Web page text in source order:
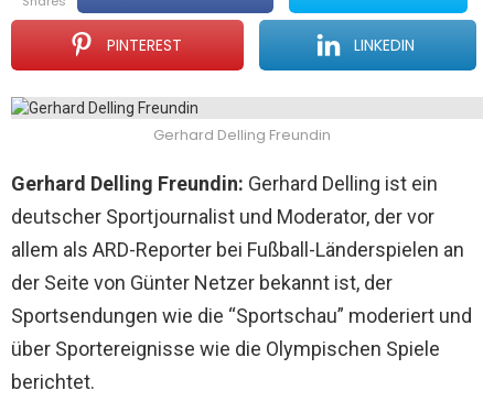
PINTEREST LINKEDIN
Gerhard Delling Freundin
Gerhard Delling Freundin: Gerhard Delling ist ein
deutscher Sportjournalist und Moderator, der vor
allem als ARD-Reporter bei Fußball-Länderspielen an
der Seite von Günter Netzer bekannt ist, der
Sportsendungen wie die “Sportschau” moderiert und
über Sportereignisse wie die Olympischen Spiele
berichtet.